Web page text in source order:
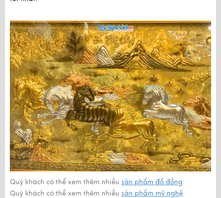
Quý khách có thể xem thêm nhiều sản phẩm đồ đồng
Quý khách có thể xem thêm nhiều sản phẩm mỹ nghệ